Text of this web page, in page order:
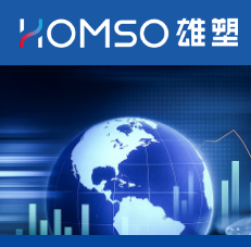
关于雄塑
产品中心